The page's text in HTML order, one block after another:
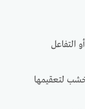
التفاعل
لتعقيمها